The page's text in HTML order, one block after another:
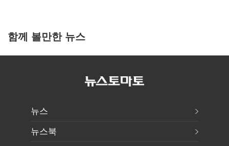
함께 볼만한 뉴스
뉴스
뉴스북